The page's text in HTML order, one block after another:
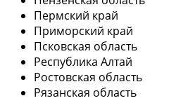
Пермский край
Приморский край
Псковская область
Республика Алтай
Ростовская область
Рязанская область